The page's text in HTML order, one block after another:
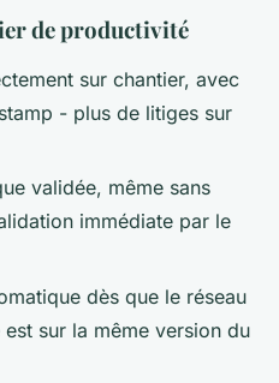
de productivité
sur chantier, avec
- plus de litiges sur
validée, même sans
immédiate par le
dès que le réseau
sur la même version du